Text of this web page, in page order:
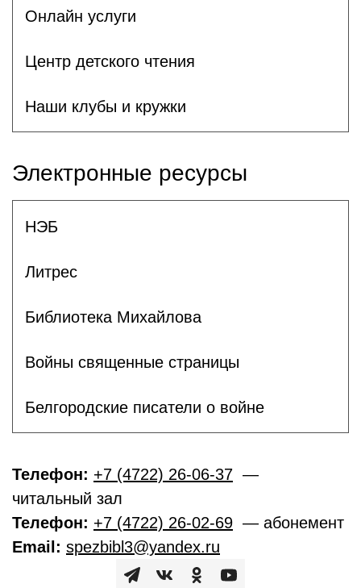
Онлайн услуги
Центр детского чтения
Наши клубы и кружки
Электронные ресурсы
НЭБ
Литрес
Библиотека Михайлова
Войны священные страницы
Белгородские писатели о войне
Телефон: +7 (4722) 26-06-37 —
читальный зал
Телефон: +7 (4722) 26-02-69 — абонемент
Email: spezbibl3@yandex.ru